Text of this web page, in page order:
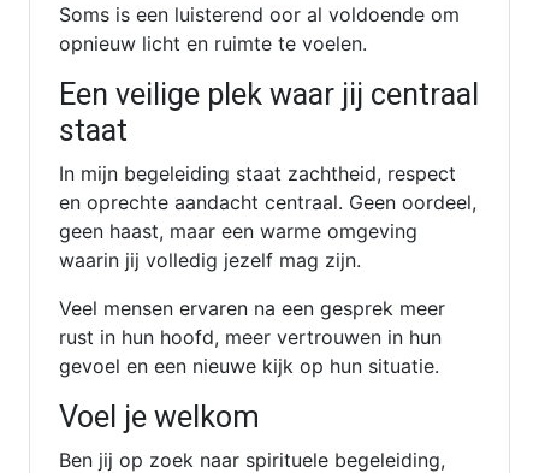
Soms is een luisterend oor al voldoende om
opnieuw licht en ruimte te voelen.
Een veilige plek waar jij centraal
staat
In mijn begeleiding staat zachtheid, respect
en oprechte aandacht centraal. Geen oordeel,
geen haast, maar een warme omgeving
waarin jij volledig jezelf mag zijn.
Veel mensen ervaren na een gesprek meer
rust in hun hoofd, meer vertrouwen in hun
gevoel en een nieuwe kijk op hun situatie.
Voel je welkom
Ben jij op zoek naar spirituele begeleiding,